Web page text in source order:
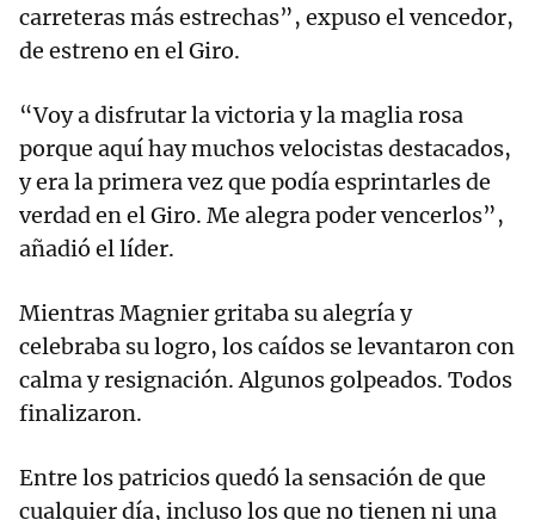
carreteras más estrechas”, expuso el vencedor,
de estreno en el Giro.
“Voy a disfrutar la victoria y la maglia rosa
porque aquí hay muchos velocistas destacados,
y era la primera vez que podía esprintarles de
verdad en el Giro. Me alegra poder vencerlos”,
añadió el líder.
Mientras Magnier gritaba su alegría y
celebraba su logro, los caídos se levantaron con
calma y resignación. Algunos golpeados. Todos
finalizaron.
Entre los patricios quedó la sensación de que
cualquier día, incluso los que no tienen ni una